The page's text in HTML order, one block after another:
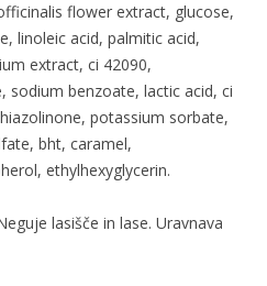
flower extract, glucose,
linoleic acid, palmitic acid,
extract, ci 42090,
sodium benzoate, lactic acid, ci
potassium sorbate,
bht, caramel,
ethylhexyglycerin.
lasišče in lase. Uravnava